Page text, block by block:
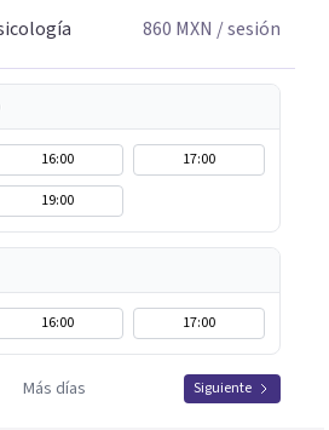
860 MXN / sesión
16:00
17:00
19:00
16:00 17:00
Más días Siguiente